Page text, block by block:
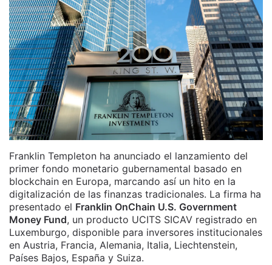
Franklin Templeton ha anunciado el lanzamiento del
primer fondo monetario gubernamental basado en
blockchain en Europa, marcando así un hito en la
digitalización de las finanzas tradicionales. La firma ha
presentado el Franklin OnChain U.S. Government
Money Fund, un producto UCITS SICAV registrado en
Luxemburgo, disponible para inversores institucionales
en Austria, Francia, Alemania, Italia, Liechtenstein,
Países Bajos, España y Suiza.